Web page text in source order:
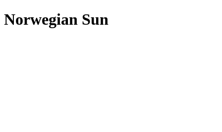
Norwegian Sun